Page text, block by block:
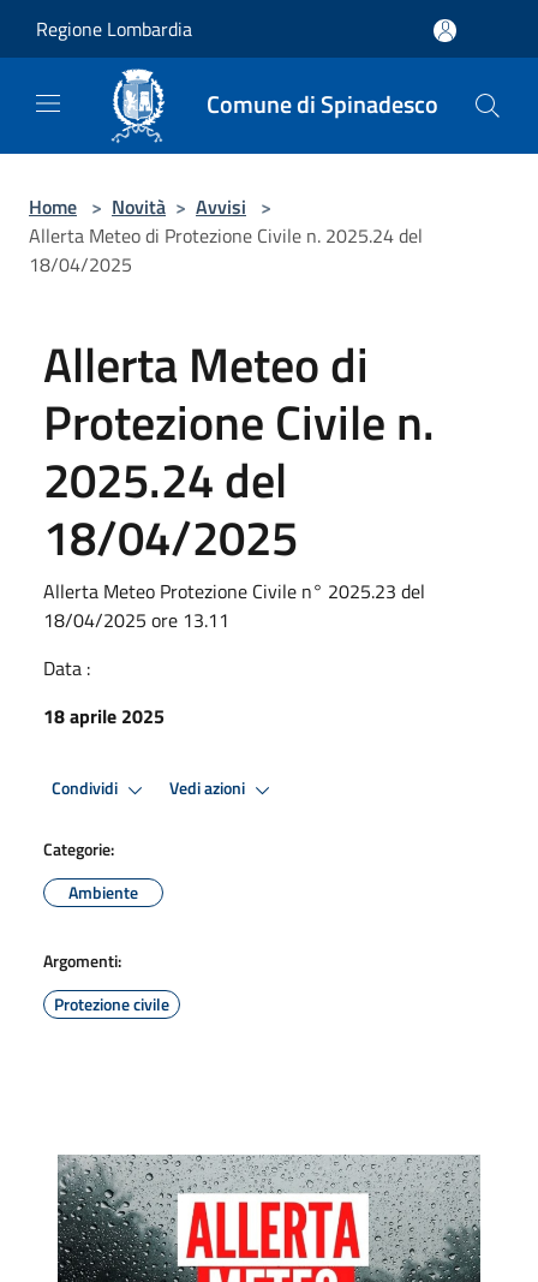
Regione Lombardia
Comune di Spinadesco
Home > Novità > Avvisi >
Allerta Meteo di Protezione Civile n. 2025.24 del
18/04/2025
Allerta Meteo di
Protezione Civile n.
2025.24 del
18/04/2025
Allerta Meteo Protezione Civile n° 2025.23 del
18/04/2025 ore 13.11
Data :
18 aprile 2025
Condividi Vedi azioni
Categorie:
Ambiente
Argomenti:
Protezione civile